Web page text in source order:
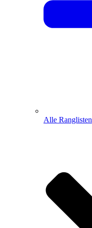
Alle Ranglisten